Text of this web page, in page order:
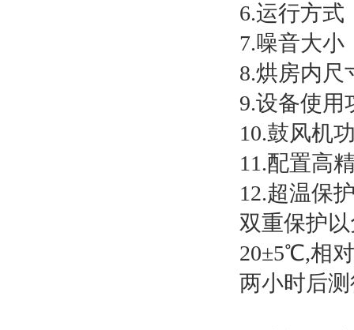
6.运行方式
7.噪音大小
8.烘房内尺
9.设备使用
10.鼓风机
11.配置高
12.超温保
双重保护
20±5℃,相
两小时后